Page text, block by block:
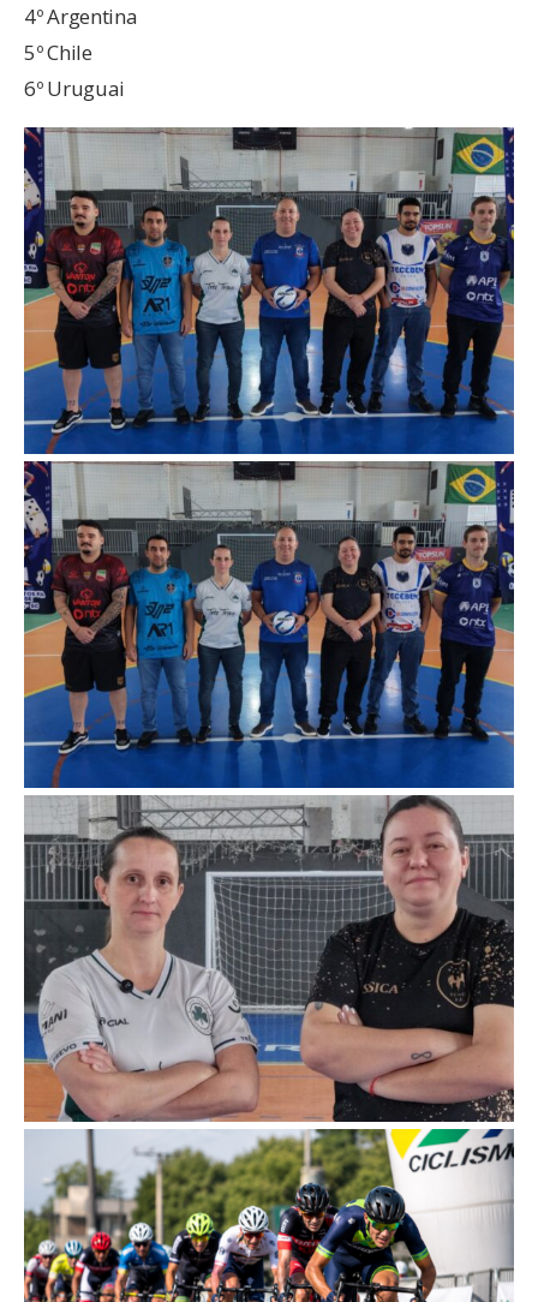
4º Argentina
5º Chile
6º Uruguai